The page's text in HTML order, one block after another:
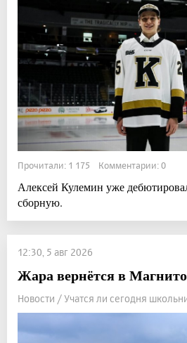
Прочитали: 1 175 Комментарии: 0
Алексей Кулемин уже
сборную.
12:30, 5 авг 2026
Жара вернётся в
Новости / Учатся ли сегодня